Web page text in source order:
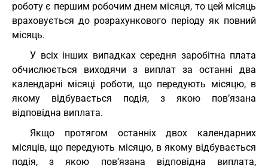
роботу є першим робочим днем місяця, то цей місяць
враховується до розрахункового періоду як повний
місяць.
У всіх інших випадках середня заробітна плата
обчислюється виходячи з виплат за останні два
календарні місяці роботи, що передують місяцю, в
якому відбувається подія, з якою пов’язана
відповідна виплата.
Якщо протягом останніх двох календарних
місяців, що передують місяцю, в якому відбувається
подія, з якою пов’язана відповідна виплата,